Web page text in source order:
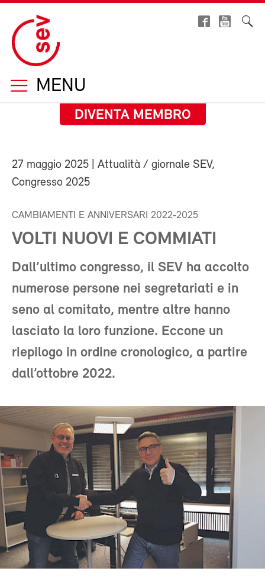
MENU
DIVENTA MEMBRO
27 maggio 2025 | Attualità / giornale SEV,
Congresso 2025
CAMBIAMENTI E ANNIVERSARI 2022‑2025
VOLTI NUOVI E COMMIATI
Dall’ultimo congresso, il SEV ha accolto
numerose persone nei segretariati e in
seno al comitato, mentre altre hanno
lasciato la loro funzione. Eccone un
riepilogo in ordine cronologico, a partire
dall’ottobre 2022.